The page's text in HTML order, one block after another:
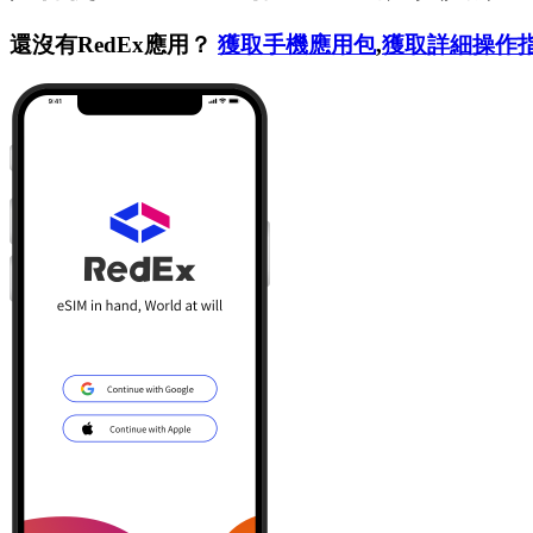
還沒有RedEx應用？ 獲取手機應用包,獲取詳細操作